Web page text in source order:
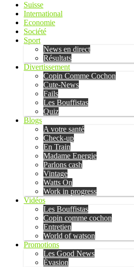
Suisse
International
Economie
Société
Sport
News en direct
Résultats
Divertissement
Copin Comme Cochon
Cute-News
Fails
Les Bouffistas
Quiz
Blogs
A votre santé
Check-up
En Train
Madame Energie
Parlons cash
Vintage
Watts On
Work in progress
Vidéos
Les Bouffistas
Copin comme cochon
Entretien
World of watson
Promotions
Les Good News
Évasion